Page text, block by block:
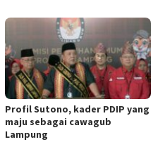
Profil Sutono, kader PDIP yang
maju sebagai cawagub
Lampung